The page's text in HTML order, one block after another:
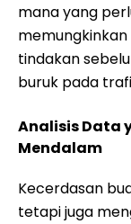
mana yang
tindakan
buruk pada
Analisis Data
Mendalam
Kecerdasan
tetapi juga